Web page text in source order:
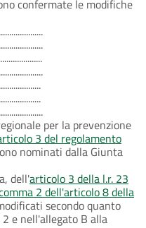
confermate le modifiche
per la prevenzione
3 del regolamento
nominati dalla Giunta
dell'articolo 3 della l.r. 23
2 dell'articolo 8 della
secondo quanto
e nell'allegato B alla